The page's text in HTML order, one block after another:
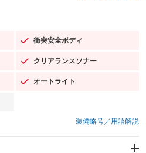
衝突安全ボディ
：装備あり
クリアランスソナー
：装備あり
オートライト
：装備あり
装備略号／用語解説